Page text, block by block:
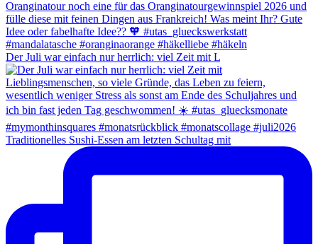
Der Juli war einfach nur herrlich: viel Zeit mit L
Traditionelles Sushi-Essen am letzten Schultag mit